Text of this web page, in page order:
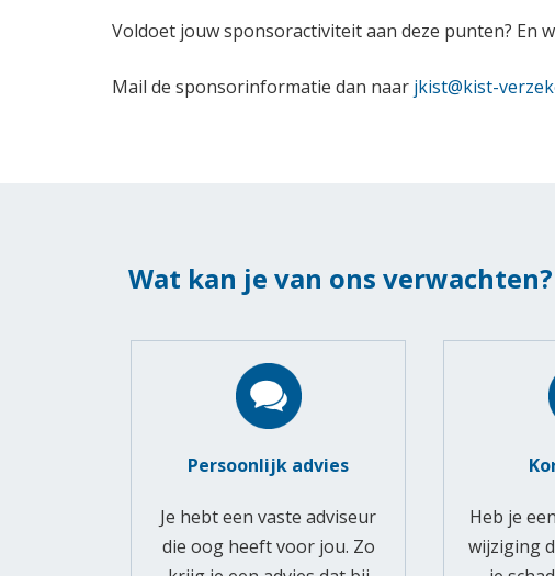
Voldoet jouw sponsoractiviteit aan deze punten? En
Mail de sponsorinformatie dan naar jkist@kist-
Wat kan je van ons verwachten?
Persoonlijk advies
Je hebt een vaste adviseur
die oog heeft voor jou. Zo
Heb je
wijziging